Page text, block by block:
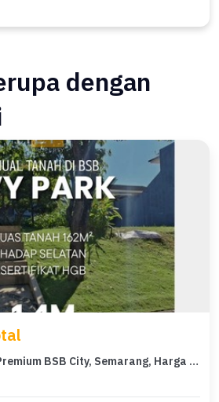
dengan
Jual Tanah di Lokasi Premium BSB City, Semarang, Harga 1,4 Miliar